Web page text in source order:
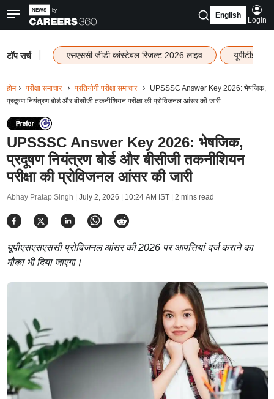
English
Login
टॉप सर्च एसएससी जीडी कांस्टेबल रिजल्ट 2026 लाइव यूपीटीईटी
होम परीक्षा समाचार प्रतियोगी परीक्षा समाचार
UPSSSC Answer Key 2026: भेषजिक,
प्रदूषण नियंत्रण बोर्ड और बीसीजी तकनीशियन परीक्षा की प्रोविजनल आंसर की जारी
UPSSSC Answer Key 2026: भेषजिक,
प्रदूषण नियंत्रण बोर्ड और बीसीजी तकनीशियन
परीक्षा की प्रोविजनल आंसर की जारी
Abhay Pratap Singh | July 2, 2026 | 10:24 AM IST| 2 mins read
यूपीएसएसएससी प्रोविजनल आंसर की 2026 पर आपत्तियां दर्ज कराने का
मौका भी दिया जाएगा।